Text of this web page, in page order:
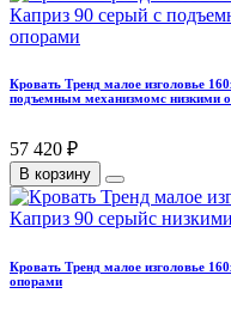
Кровать Тренд малое изголовье
подъемным механизмомс низкими
57 420 ₽
В корзину
Кровать Тренд малое изголовье
опорами